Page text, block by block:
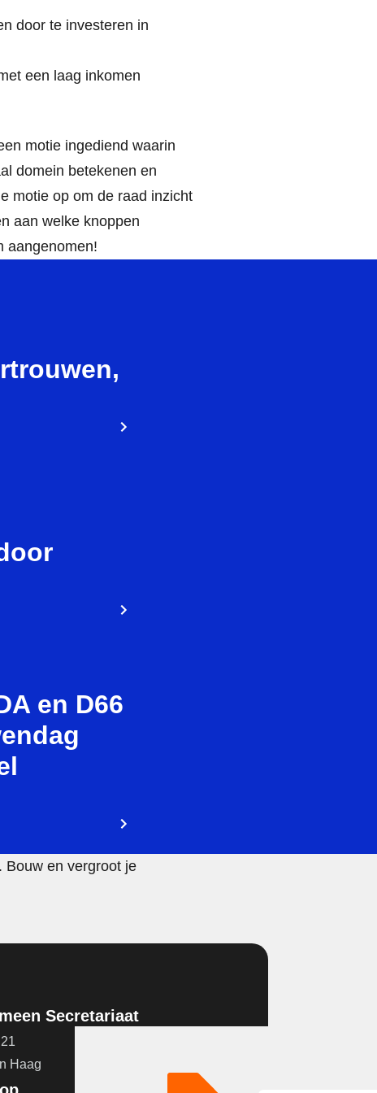
door te investeren in
een laag inkomen
motie ingediend waarin
domein betekenen en
motie op om de raad inzicht
aan welke knoppen
aangenomen!
en D66
Bouw en vergroot je
Secretariaat
Haag